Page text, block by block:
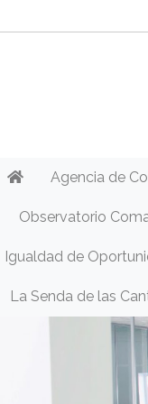
Agencia de
Observatorio
Igualdad de
La Senda de las